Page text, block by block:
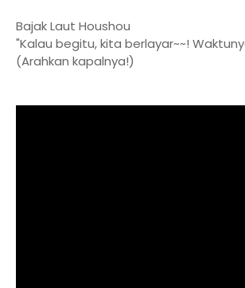
Bajak Laut Houshou
"Kalau begitu, kita berlayar~~!
(Arahkan kapalnya!)